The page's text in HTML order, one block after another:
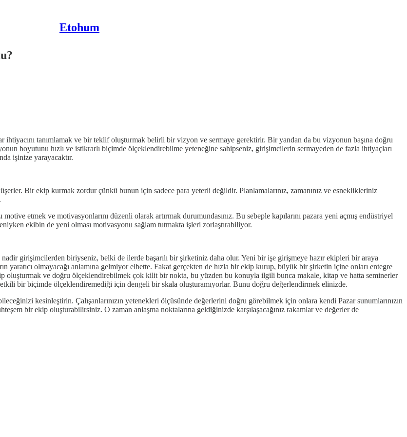
Etohum
tanımlamak ve bir teklif oluşturmak belirli bir vizyon ve sermaye gerektirir. Bir yandan da bu vizyonun başına doğru
boyutunu hızlı ve istikrarlı biçimde ölçeklendirebilme yeteneğine sahipseniz, girişimcilerin sermayeden de fazla ihtiyaçları
işinize yarayacaktır.
Bir ekip kurmak zordur çünkü bunun için sadece para yeterli değildir. Planlamalarınız, zamanınız ve esneklikleriniz
etmek ve motivasyonlarını düzenli olarak artırmak durumundasınız. Bu sebeple kapılarını pazara yeni açmış endüstriyel
ekibin de yeni olması motivasyonu sağlam tutmakta işleri zorlaştırabiliyor.
girişimcilerden biriyseniz, belki de ilerde başarılı bir şirketiniz daha olur. Yeni bir işe girişmeye hazır ekipleri bir araya
olmayacağı anlamına gelmiyor elbette. Fakat gerçekten de hızla bir ekip kurup, büyük bir şirketin içine onları entegre
oluşturmak ve doğru ölçeklendirebilmek çok kilit bir nokta, bu yüzden bu konuyla ilgili bunca makale, kitap ve hatta seminerler
etkili bir biçimde ölçeklendiremediği için dengeli bir skala oluşturamıyorlar. Bunu doğru değerlendirmek elinizde.
kesinleştirin. Çalışanlarınızın yetenekleri ölçüsünde değerlerini doğru görebilmek için onlara kendi Pazar sunumlarınızın
bir ekip oluşturabilirsiniz. O zaman anlaşma noktalarına geldiğinizde karşılaşacağınız rakamlar ve değerler de